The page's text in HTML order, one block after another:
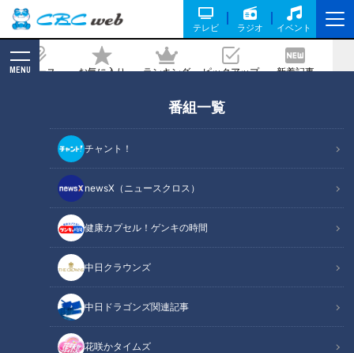
テレビ ラジオ イベント
ニュース お気に入り ランキング ピックアップ 新着記事
MENU
番組一覧
チャント！
newsX（ニュースクロス）
健康カプセル！ゲンキの時間
中日クラウンズ
中日ドラゴンズ関連記事
花咲かタイムズ
行禁止の道【道との遭遇】
2023/05/09 11:01